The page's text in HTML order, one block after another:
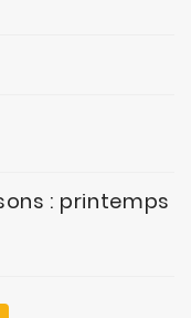
: printemps